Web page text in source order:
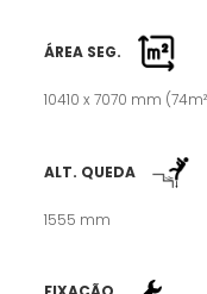
ÁREA SEG.
10410 x 7070 mm
ALT. QUEDA
1555 mm